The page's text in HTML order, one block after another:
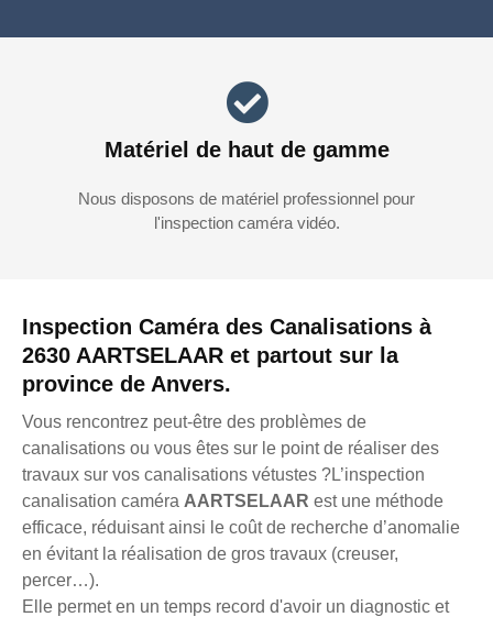
Inspection Caméra des Canalisations à
2630 AARTSELAAR et partout sur la
province de Anvers.
Vous rencontrez peut-être des problèmes de
canalisations ou vous êtes sur le point de réaliser des
travaux sur vos canalisations vétustes ?L’inspection
canalisation caméra AARTSELAAR est une méthode
efficace, réduisant ainsi le coût de recherche d’anomalie
en évitant la réalisation de gros travaux (creuser,
percer…).
Elle permet en un temps record d'avoir un diagnostic et
Matériel de haut de gamme
Nous disposons de matériel professionnel pour
l'inspection caméra vidéo.